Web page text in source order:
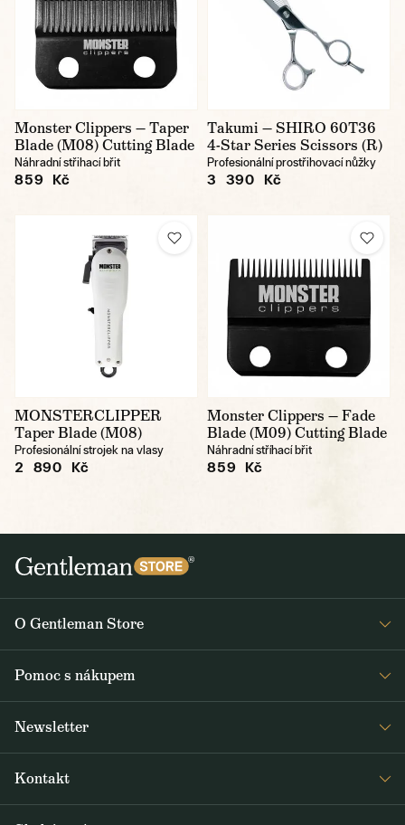
Monster Clippers — Taper
Blade (M08) Cutting Blade
Náhradní střihací břit
859 Kč
Takumi — SHIRO 60T36
4-Star Series Scissors (R)
Profesionální prostřihovací nůžky
3 390 Kč
MONSTERCLIPPER
Taper Blade (M08)
Profesionální strojek na vlasy
2 890 Kč
Monster Clippers — Fade
Blade (M09) Cutting Blade
Náhradní stříhací břit
859 Kč
O Gentleman Store
Šití na míru
Journal
Pomoc s nákupem
Newsletter
speciálních nabídkách. Rozesíláme dvakrát až třikrát týdně.
Kontakt